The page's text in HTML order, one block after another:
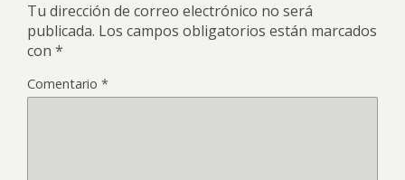
Tu dirección de correo electrónico no será
publicada. Los campos obligatorios están marcados
con *
Comentario *